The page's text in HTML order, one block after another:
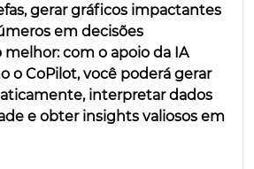
gerar gráficos impactantes
em decisões
melhor: com o apoio da IA
o CoPilot, você poderá gerar
interpretar dados
e obter insights valiosos em